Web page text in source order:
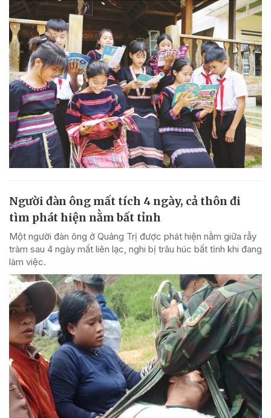
Người đàn ông mất tích 4 ngày, cả thôn đi
tìm phát hiện nằm bất tỉnh
Một người đàn ông ở Quảng Trị được phát hiện nằm giữa rẫy
tràm sau 4 ngày mất liên lạc, nghi bị trâu húc bất tỉnh khi đang
làm việc.